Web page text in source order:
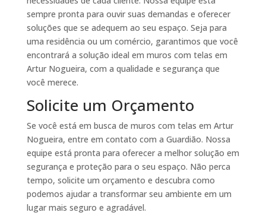
sempre pronta para ouvir suas demandas e oferecer
soluções que se adequem ao seu espaço. Seja para
uma residência ou um comércio, garantimos que você
encontrará a solução ideal em muros com telas em
Artur Nogueira, com a qualidade e segurança que
você merece.
Solicite um Orçamento
Se você está em busca de muros com telas em Artur
Nogueira, entre em contato com a Guardião. Nossa
equipe está pronta para oferecer a melhor solução em
segurança e proteção para o seu espaço. Não perca
tempo, solicite um orçamento e descubra como
podemos ajudar a transformar seu ambiente em um
lugar mais seguro e agradável.